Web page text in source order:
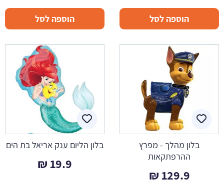
הוספה לסל הוספה לסל
בלון מהלך - מפרץ
ההרפתקאות
129.9
₪
בלון הליום ענק אריאל בת הים
19.9
₪